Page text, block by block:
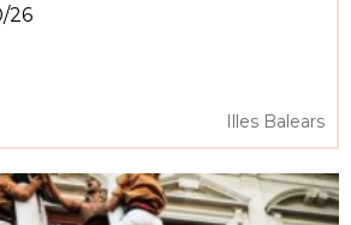
26
Illes Balears